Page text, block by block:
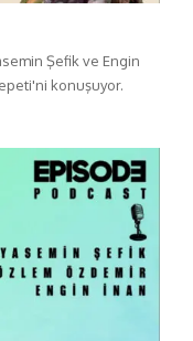
Şefik ve Engin
konuşuyor.